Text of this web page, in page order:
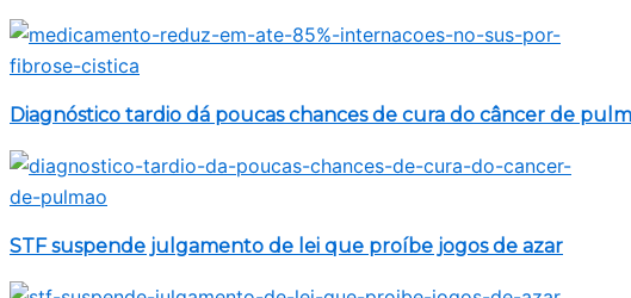
Diagnóstico tardio dá poucas chances de cura do câncer de
STF suspende julgamento de lei que proíbe jogos de azar